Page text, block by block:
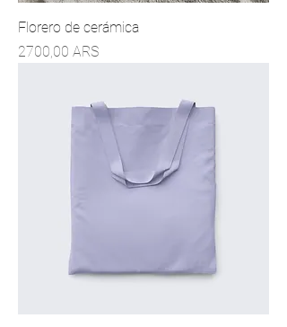
Florero de cerámica
Precio
2700,00 ARS